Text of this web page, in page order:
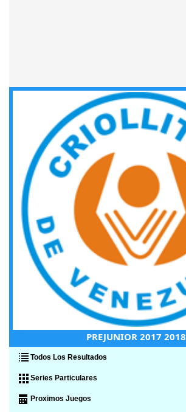
PREJUNIOR 2017 2018
Todos Los Resultados
Series Particulares
Proximos Juegos